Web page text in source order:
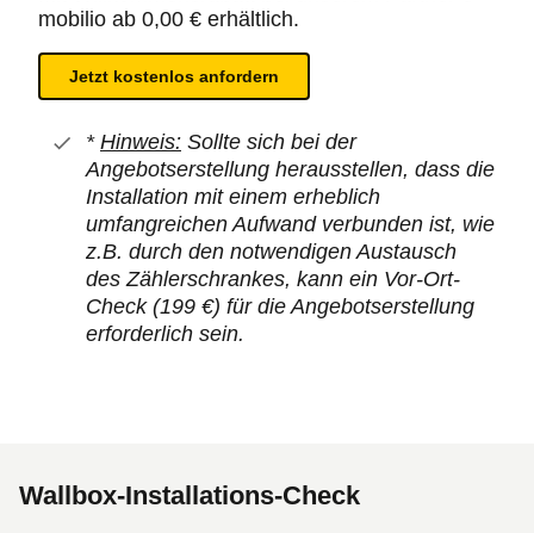
mobilio ab 0,00 € erhältlich.
Jetzt kostenlos anfordern
* Hinweis: Sollte sich bei der
Angebotserstellung herausstellen, dass die
Installation mit einem erheblich
umfangreichen Aufwand verbunden ist, wie
z.B. durch den notwendigen Austausch
des Zählerschrankes, kann ein Vor-Ort-
Check (199 €) für die Angebotserstellung
erforderlich sein.
Wallbox-Installations-Check